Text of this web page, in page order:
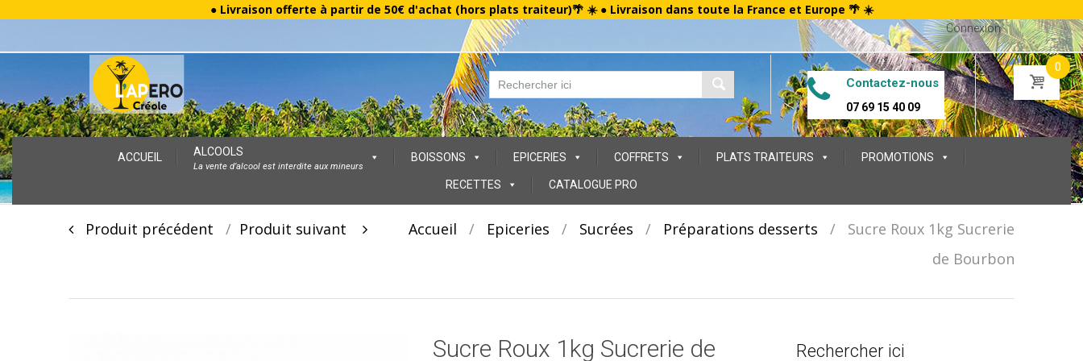
● Livraison offerte à partir de 50€ d'achat (hors plats traiteur)🌴 ☀️ ● Livraison dans toute la France et Europe 🌴 ☀️
Connexion
Contactez-nous
07 69 15 40 09
0
Skip
to
content
ACCUEIL ALCOOLS
La vente d’alcool est interdite aux mineurs
BOISSONS EPICERIES COFFRETS PLATS TRAITEURS PROMOTIONS
RECETTES CATALOGUE PRO
Post
Produit précédent Produit suivant Accueil / Epiceries / Sucrées / Préparations desserts /
Sucre Roux 1kg Sucrerie
de Bourbon
Sucre Roux 1kg Sucrerie de
Rechercher ici